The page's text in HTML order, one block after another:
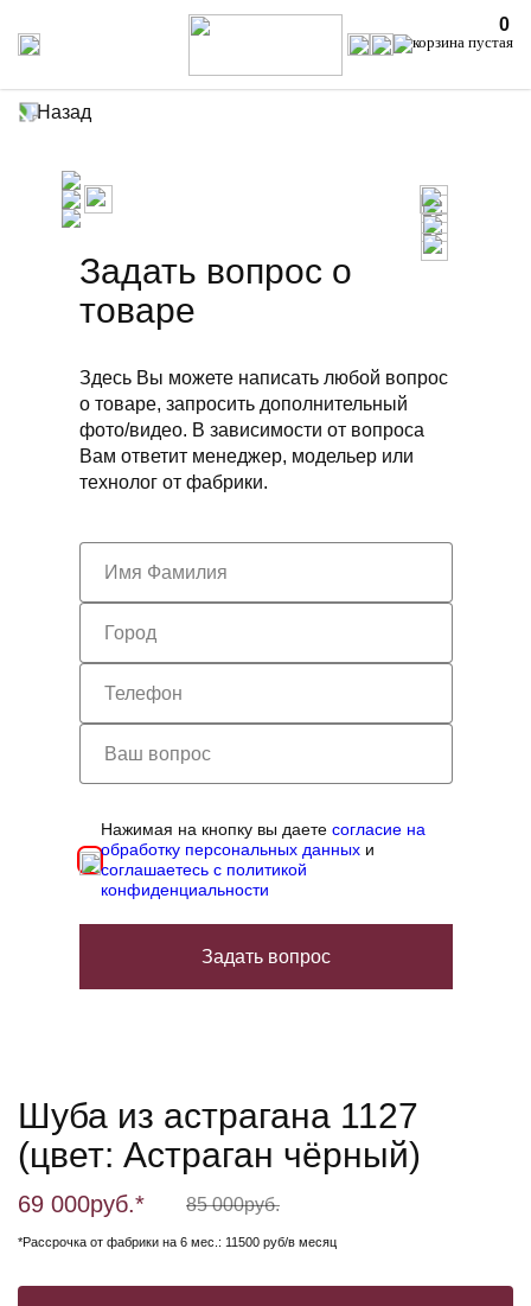
0
Назад
Задать вопрос о
товаре
Здесь Вы можете написать любой вопрос
о товаре, запросить дополнительный
фото/видео. В зависимости от вопроса
Вам ответит менеджер, модельер или
технолог от фабрики.
Нажимая на кнопку вы даетесогласие на
обработку персональных данных и
соглашаетесь с политикой
конфиденциальности
Задать вопрос
Шуба из астрагана 1127
(цвет: Астраган чёрный)
69 000руб.* 85 000руб.
*Рассрочка от фабрики на 6 мес.: 11500 руб/в месяц